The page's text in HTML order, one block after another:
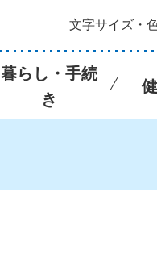
文字サイズ・
暮らし・手続
き